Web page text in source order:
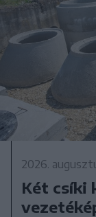
2026.
Két csíki